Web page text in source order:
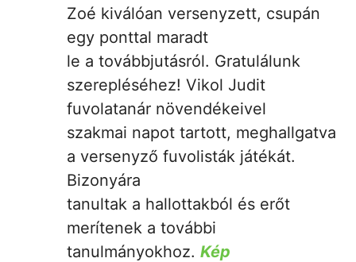
Zoé kiválóan versenyzett, csupán
egy ponttal maradt
le a továbbjutásról. Gratulálunk
szerepléséhez! Vikol Judit
fuvolatanár növendékeivel
szakmai napot tartott, meghallgatva
a versenyző fuvolisták játékát.
Bizonyára
tanultak a hallottakból és erőt
merítenek a további
tanulmányokhoz. Kép